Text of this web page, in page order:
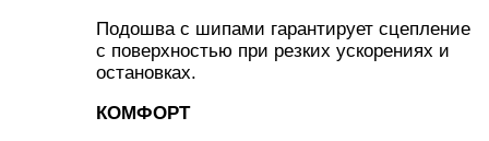
Подошва с шипами гарантирует сцепление
с поверхностью при резких ускорениях и
остановках.
КОМФОРТ